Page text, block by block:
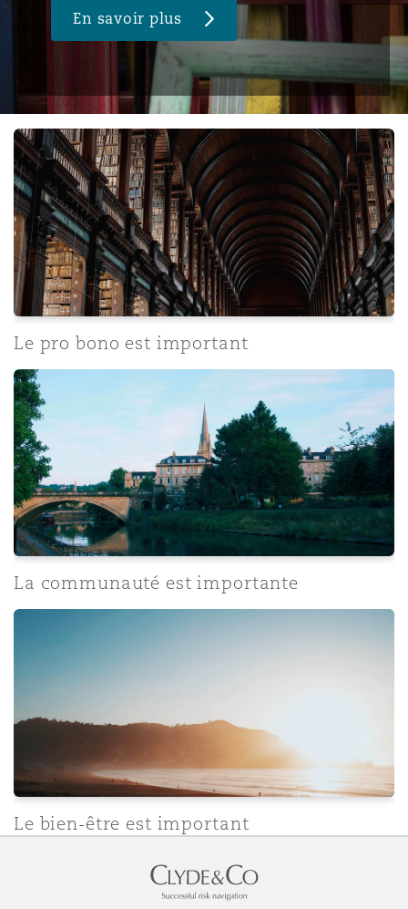
En savoir plus
Le pro bono est important
Le pro bono est important
La communauté est importante
La communauté est importante
Le bien-être est important